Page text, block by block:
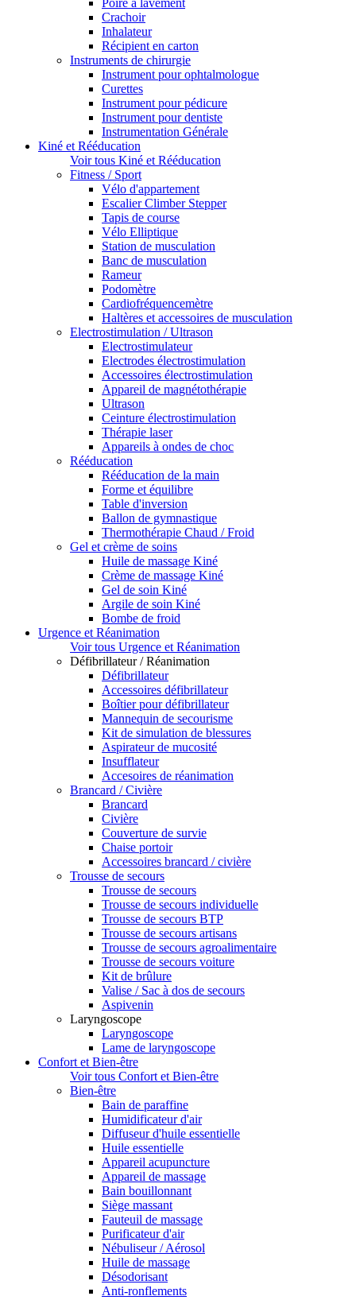
Poire à lavement
Crachoir
Inhalateur
Récipient en carton
Instruments de chirurgie
Instrument pour ophtalmologue
Curettes
Instrument pour pédicure
Instrument pour dentiste
Instrumentation Générale
Kiné et Rééducation
Voir tous Kiné et Rééducation
Fitness / Sport
Vélo d'appartement
Escalier Climber Stepper
Tapis de course
Vélo Elliptique
Station de musculation
Banc de musculation
Rameur
Podomètre
Cardiofréquencemètre
Haltères et accessoires de musculation
Electrostimulation / Ultrason
Electrostimulateur
Electrodes électrostimulation
Accessoires électrostimulation
Appareil de magnétothérapie
Ultrason
Ceinture électrostimulation
Thérapie laser
Appareils à ondes de choc
Rééducation
Rééducation de la main
Forme et équilibre
Table d'inversion
Ballon de gymnastique
Thermothérapie Chaud / Froid
Gel et crème de soins
Huile de massage Kiné
Crème de massage Kiné
Gel de soin Kiné
Argile de soin Kiné
Bombe de froid
Urgence et Réanimation
Voir tous Urgence et Réanimation
Défibrillateur / Réanimation
Défibrillateur
Accessoires défibrillateur
Boîtier pour défibrillateur
Mannequin de secourisme
Kit de simulation de blessures
Aspirateur de mucosité
Insufflateur
Accesoires de réanimation
Brancard / Civière
Brancard
Civière
Couverture de survie
Chaise portoir
Accessoires brancard / civière
Trousse de secours
Trousse de secours
Trousse de secours individuelle
Trousse de secours BTP
Trousse de secours artisans
Trousse de secours agroalimentaire
Trousse de secours voiture
Kit de brûlure
Valise / Sac à dos de secours
Aspivenin
Laryngoscope
Laryngoscope
Lame de laryngoscope
Confort et Bien-être
Voir tous Confort et Bien-être
Bien-être
Bain de paraffine
Humidificateur d'air
Diffuseur d'huile essentielle
Huile essentielle
Appareil acupuncture
Appareil de massage
Bain bouillonnant
Siège massant
Fauteuil de massage
Purificateur d'air
Nébuliseur / Aérosol
Huile de massage
Désodorisant
Anti-ronflements